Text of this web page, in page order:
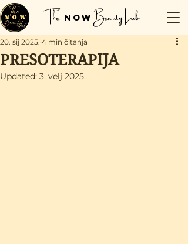
The Now Beauty Lab
PRESOTERAPIJA
20. sij 2025. 4 min čitanja
Updated: 3. velj 2025.